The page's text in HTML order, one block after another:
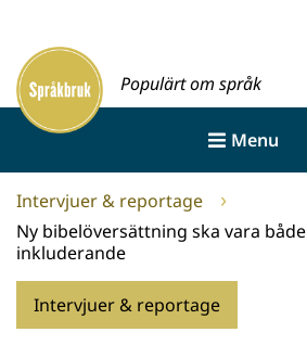
innehållet
Framsida
Populärt om språk
Menu
Intervjuer & reportage
Ny bibelöversättning ska vara
inkluderande
Intervjuer & reportage